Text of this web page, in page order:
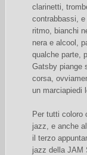
clarinetti,
contrabbassi,
ritmo, bianchi
nera e alcool,
qualche parte,
Gatsby piange
corsa,
un marciapiedi
Per tutti coloro
jazz, e anche
il terzo
jazz della JAM